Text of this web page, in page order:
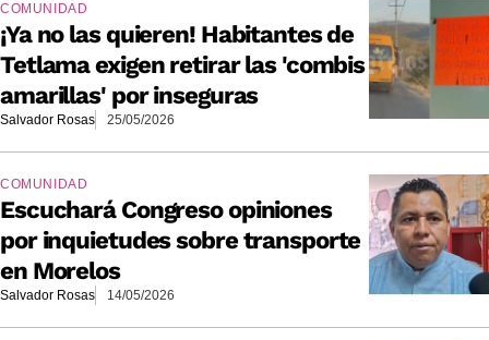
COMUNIDAD
¡Ya no las quieren! Habitantes de
Tetlama exigen retirar las 'combis
amarillas' por inseguras
Salvador Rosas 25/05/2026
COMUNIDAD
Escuchará Congreso opiniones
por inquietudes sobre transporte
en Morelos
Salvador Rosas 14/05/2026